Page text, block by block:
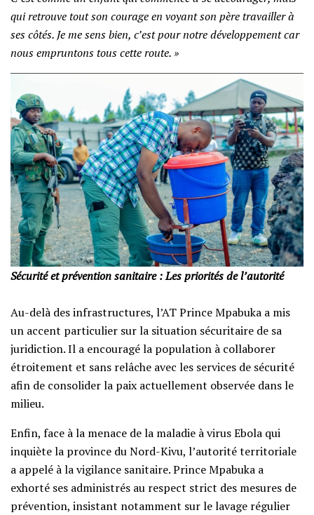
qui retrouve tout son courage en voyant son père travailler à
ses côtés. Je me sens bien, c’est pour notre développement car
nous empruntons tous cette route. »
Sécurité et prévention sanitaire : Les priorités de l’autorité
‎Au-delà des infrastructures, l’AT Prince Mpabuka a mis
un accent particulier sur la situation sécuritaire de sa
juridiction. Il a encouragé la population à collaborer
étroitement et sans relâche avec les services de sécurité
afin de consolider la paix actuellement observée dans le
milieu.
‎Enfin, face à la menace de la maladie à virus Ebola qui
inquiète la province du Nord-Kivu, l’autorité territoriale
a appelé à la vigilance sanitaire. Prince Mpabuka a
exhorté ses administrés au respect strict des mesures de
prévention, insistant notamment sur le lavage régulier